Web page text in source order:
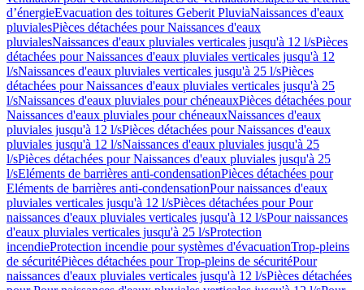
d’énergieEvacuation des toitures Geberit PluviaNaissances d'eaux
pluvialesPièces détachées pour Naissances d'eaux
pluvialesNaissances d'eaux pluviales verticales jusqu'à 12 l/sPièces
détachées pour Naissances d'eaux pluviales verticales jusqu'à 12
l/sNaissances d'eaux pluviales verticales jusqu'à 25 l/sPièces
détachées pour Naissances d'eaux pluviales verticales jusqu'à 25
l/sNaissances d'eaux pluviales pour chéneauxPièces détachées pour
Naissances d'eaux pluviales pour chéneauxNaissances d'eaux
pluviales jusqu'à 12 l/sPièces détachées pour Naissances d'eaux
pluviales jusqu'à 12 l/sNaissances d'eaux pluviales jusqu'à 25
l/sPièces détachées pour Naissances d'eaux pluviales jusqu'à 25
l/sEléments de barrières anti-condensationPièces détachées pour
Eléments de barrières anti-condensationPour naissances d'eaux
pluviales verticales jusqu'à 12 l/sPièces détachées pour Pour
naissances d'eaux pluviales verticales jusqu'à 12 l/sPour naissances
d'eaux pluviales verticales jusqu'à 25 l/sProtection
incendieProtection incendie pour systèmes d'évacuationTrop-pleins
de sécuritéPièces détachées pour Trop-pleins de sécuritéPour
naissances d'eaux pluviales verticales jusqu'à 12 l/sPièces détachées